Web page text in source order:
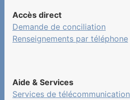
Accès direct
Demande de conciliation
Renseignements par téléphone
Aide & Services
Services de télécommunication